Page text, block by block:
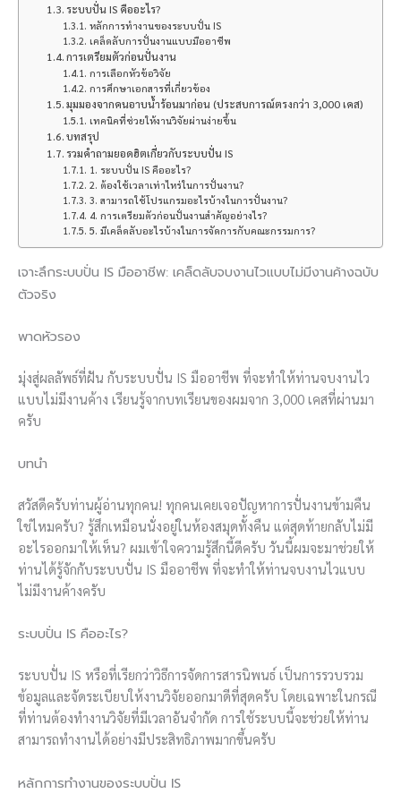
ระบบปั่น IS คืออะไร?
หลักการทำงานของระบบปั่น IS
เคล็ดลับการปั่นงานแบบมืออาชีพ
การเตรียมตัวก่อนปั่นงาน
การเลือกหัวข้อวิจัย
การศึกษาเอกสารที่เกี่ยวข้อง
มุมมองจากคนอาบน้ำร้อนมาก่อน (ประสบการณ์ตรงกว่า 3,000 เคส)
เทคนิคที่ช่วยให้งานวิจัยผ่านง่ายขึ้น
บทสรุป
รวมคำถามยอดฮิตเกี่ยวกับระบบปั่น IS
1. ระบบปั่น IS คืออะไร?
2. ต้องใช้เวลาเท่าไหร่ในการปั่นงาน?
3. สามารถใช้โปรแกรมอะไรบ้างในการปั่นงาน?
4. การเตรียมตัวก่อนปั่นงานสำคัญอย่างไร?
5. มีเคล็ดลับอะไรบ้างในการจัดการกับคณะกรรมการ?
เจาะลึกระบบปั่น IS มืออาชีพ: เคล็ดลับจบงานไวแบบไม่มีงานค้างฉบับ
ตัวจริง
พาดหัวรอง
มุ่งสู่ผลลัพธ์ที่ฝัน กับระบบปั่น IS มืออาชีพ ที่จะทำให้ท่านจบงานไว
แบบไม่มีงานค้าง เรียนรู้จากบทเรียนของผมจาก 3,000 เคสที่ผ่านมา
ครับ
บทนำ
สวัสดีครับท่านผู้อ่านทุกคน! ทุกคนเคยเจอปัญหาการปั่นงานข้ามคืน
ใช่ไหมครับ? รู้สึกเหมือนนั่งอยู่ในห้องสมุดทั้งคืน แต่สุดท้ายกลับไม่มี
อะไรออกมาให้เห็น? ผมเข้าใจความรู้สึกนี้ดีครับ วันนี้ผมจะมาช่วยให้
ท่านได้รู้จักกับระบบปั่น IS มืออาชีพ ที่จะทำให้ท่านจบงานไวแบบ
ไม่มีงานค้างครับ
ระบบปั่น IS คืออะไร?
ระบบปั่น IS หรือที่เรียกว่าวิธีการจัดการสารนิพนธ์ เป็นการรวบรวม
ข้อมูลและจัดระเบียบให้งานวิจัยออกมาดีที่สุดครับ โดยเฉพาะในกรณี
ที่ท่านต้องทำงานวิจัยที่มีเวลาอันจำกัด การใช้ระบบนี้จะช่วยให้ท่าน
สามารถทำงานได้อย่างมีประสิทธิภาพมากขึ้นครับ
หลักการทำงานของระบบปั่น IS